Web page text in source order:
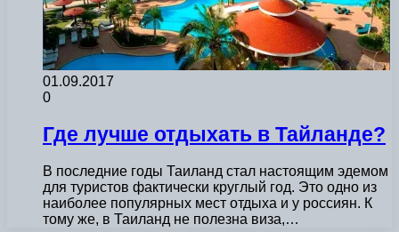
01.09.2017
0
Где лучше отдыхать в Тайланде?
В последние годы Таиланд стал настоящим эдемом
для туристов фактически круглый год. Это одно из
наиболее популярных мест отдыха и у россиян. К
тому же, в Таиланд не полезна виза,…